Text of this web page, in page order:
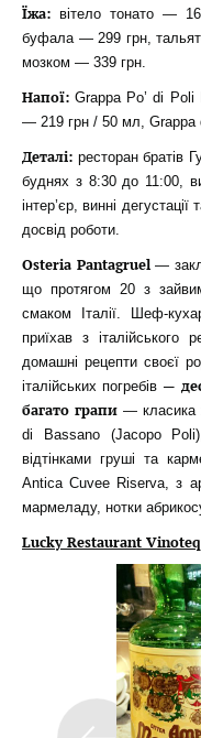
Їжа: вітело тонато —
буфала — 299 грн,
мозком — 339 грн.
Напої:Grappa Po’ di
— 219 грн / 50 мл, Grappa
Деталі: ресторан братів
буднях з 8:30 до 11:00,
інтер’єр, винні
досвід роботи.
Osteria Pantagruel—
що протягом 20 з
смаком Італії. Шеф-
приїхав з італійського
домашні рецепти своєї
італійських погребів —
багато грапи — класика
di Bassano (Jacopo
відтінками груші та
Antica Cuvеe Riserva, з
мармеладу, нотки
Lucky Restaurant